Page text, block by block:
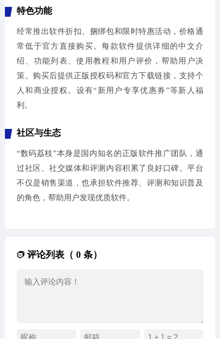
特色功能
经常推出软件折扣、捆绑包和限时特惠活动，价格通
常低于官方直接购买。每款软件提供详细的中文介
绍、功能列表、使用教程和用户评价，帮助用户决
策。购买后提供正版授权码和官方下载链接，支持个
人和商业授权。设有“新用户专享优惠券”等新人福
利。
社区与生态
“数码荔枝”本身是国内知名的正版软件推广团队，通
过社区、社交媒体和评测内容积累了良好口碑。平台
不仅是销售渠道，也承担软件推荐、评测和知识普及
的角色，帮助用户发现优质软件。
评论列表（ 0 条）